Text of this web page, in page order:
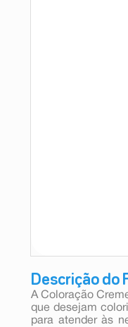
Descrição do
A Coloração
que desejam
para atender às